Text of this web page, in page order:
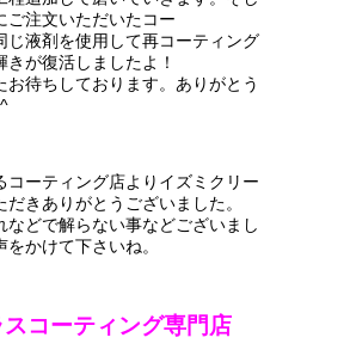
ご注文いただいたコー
じ液剤を使用して再コーティング
きが復活しましたよ！
お待ちしております。ありがとう
コーティング店よりイズミクリー
だきありがとうございました。
などで解らない事などございまし
かけて下さいね。
スコーティング専門店